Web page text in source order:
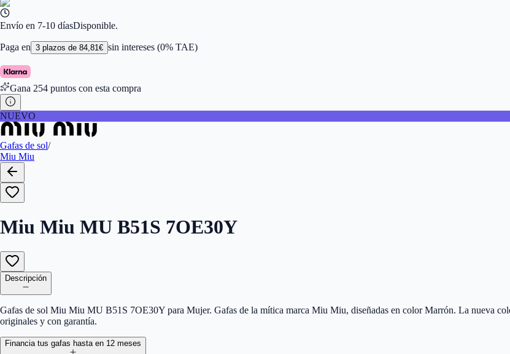
Color de Lentes:Violeta
Forma:Ovalada
Género:Mujer
Largo de la Varilla (mm)
Marca
Tipo de Cristales: Normales
Envío en 7-10 díasDisponible.
Paga en 3 plazos de 84,81€ sin intereses (0% TAE)
Gana 254 puntos con esta compra
NUEVO
Gafas de sol/
Miu Miu
Miu Miu MU B51S 7OE30Y
Descripción
Gafas de sol Miu Miu MU B51S 7OE30Y para Mujer. Gafas de la mítica marca Miu Miu, diseñadas en color Marrón. La nueva
originales y con garantía.
Financia tus gafas hasta en 12 meses